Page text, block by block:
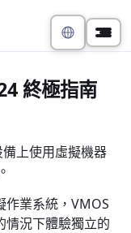
終極指南
上使用虛擬機器
作業系統，VMOS
情況下體驗獨立的